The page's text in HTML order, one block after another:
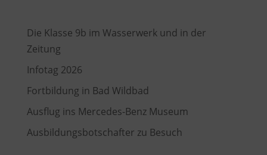
Die Klasse 9b im Wasserwerk und in der
Zeitung
Infotag 2026
Fortbildung in Bad Wildbad
Ausflug ins Mercedes-Benz Museum
Ausbildungsbotschafter zu Besuch